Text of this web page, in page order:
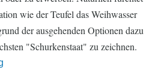
wie der Teufel das Weihwasser
der ausgehenden Optionen dazu
"Schurkenstaat" zu zeichnen.